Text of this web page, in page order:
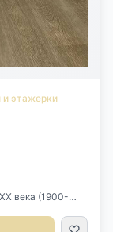
и этажерки
века (1900-